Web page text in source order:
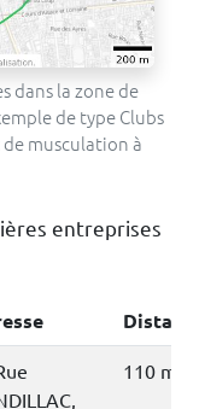
dans la zone de
de type Clubs
musculation à
entreprises
110